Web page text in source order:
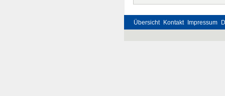
Übersicht Kontakt Impressum